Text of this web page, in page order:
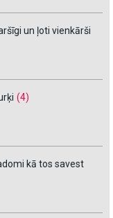
un ļoti vienkārši
(4)
kā tos savest